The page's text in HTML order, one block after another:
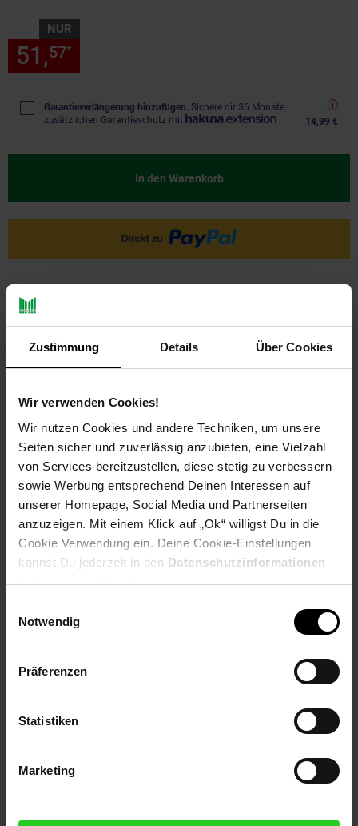
Zustimmung Details Über Cookies
Wir verwenden Cookies!
Wir nutzen Cookies und andere Techniken, um unsere
Seiten sicher und zuverlässig anzubieten, eine Vielzahl
von Services bereitzustellen, diese stetig zu verbessern
sowie Werbung entsprechend Deinen Interessen auf
unserer Homepage, Social Media und Partnerseiten
anzuzeigen. Mit einem Klick auf „Ok“ willigst Du in die
Cookie Verwendung ein. Deine Cookie-Einstellungen
kannst Du jederzeit in den Datenschutzinformationen
ändern bzw. widerrufen.
Notwendig
Präferenzen
Statistiken
Marketing
NUR
51,57*
Garantieverlängerung hinzufügen. Sichere dir 36 Monate
zusätzlichen Garantieschutz mit
14,99 €
In den Warenkorb
Ja, ich möchte ein Altgerät abgeben.
PAYBACK
Payback Punkte
Extra°Punkte:
0
Produktbeschreibung
Modernes Design für mehr Freude am Backen. Sehr leise,
leicht und extrem kraftvoll für angenehmes Arbeiten. Der sehr
innovative, hocheffiziente Rührbesen (Fine Creamer) aus
Artikelnummer: 3092048000